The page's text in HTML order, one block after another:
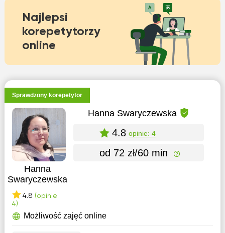
Najlepsi
korepetytorzy
online
Sprawdzony korepetytor
Hanna
Swaryczewska
4.8 (opinie:
4)
Hanna Swaryczewska
4.8 opinie: 4
od 72 zł/60 min
Możliwość zajęć online